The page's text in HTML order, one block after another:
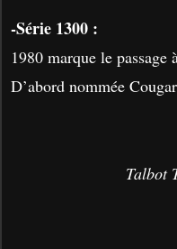
-Série 1300 :
1980 marque le
D’abord nommée
Talbot